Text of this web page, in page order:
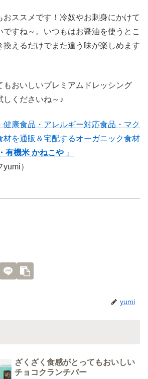
おススメです！冷奴やお刺身にかけて
ですね～。いつもはお醤油を使うとこ
換えるだけでまた違う味が楽しめます
もおいしいプレミアムドレッシング
しくださいね～♪
健康食品・アレルギー対応食品・マク
材を通販＆宅配するオーガニック食材
有機米 かねこや 』
）
yumi
ざくざく食感がとってもおいしい
チョコクランチバー